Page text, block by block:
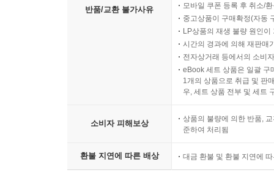
반품/교환 불가사유
모바일 쿠폰 등록 후 취소/
중고상품이 구매확정(자동
LP상품의 재생 불량 원인
시간의 경과에 의해 재판매
전자상거래 등에서의 소비
eBook 세트 상품은 일괄 구
1개의 상품으로 취급 및 판
우, 세트 상품 전부 및 세트
소비자 피해보상
상품의 불량에 의한 반품,
준하여 처리됨
환불 지연에 따른 배상 대금 환불 및 환불 지연에